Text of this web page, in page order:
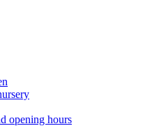
opening hours